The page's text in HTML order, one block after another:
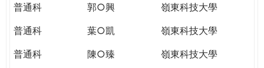
普通科
郭○興
嶺東科技大學
普通科
葉○凱
嶺東科技大學
普通科
陳○臻
嶺東科技大學